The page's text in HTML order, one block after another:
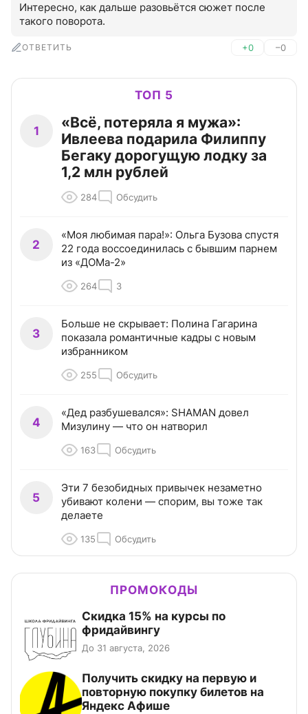
Интересно, как дальше разовьётся сюжет после
такого поворота.
ОТВЕТИТЬ +0 –0
ТОП 5
1
«Всё, потеряла я мужа»:
Ивлеева подарила Филиппу
Бегаку дорогущую лодку за
1,2 млн рублей
284 Обсудить
2
«Моя любимая пара!»: Ольга Бузова спустя
22 года воссоединилась с бывшим парнем
из «ДОМа-2»
264 3
3
Больше не скрывает: Полина Гагарина
показала романтичные кадры с новым
избранником
255 Обсудить
4
«Дед разбушевался»: SHAMAN довел
Мизулину — что он натворил
163 Обсудить
5
Эти 7 безобидных привычек незаметно
убивают колени — спорим, вы тоже так
делаете
135 Обсудить
ПРОМОКОДЫ
Скидка 15% на курсы по
фридайвингу
До 31 августа, 2026
Получить скидку на первую и
повторную покупку билетов на
Яндекс Афише